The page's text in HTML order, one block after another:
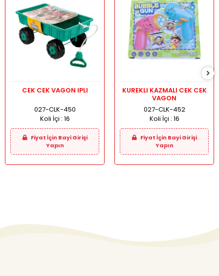
CEK CEK VAGON IPLI
027-CLK-450
Koli İçi : 16
Fiyat İçin Bayi Girişi
Yapın
KUREKLI KAZMALI CEK CEK
VAGON
027-CLK-452
Koli İçi : 16
Fiyat İçin Bayi Girişi
Yapın